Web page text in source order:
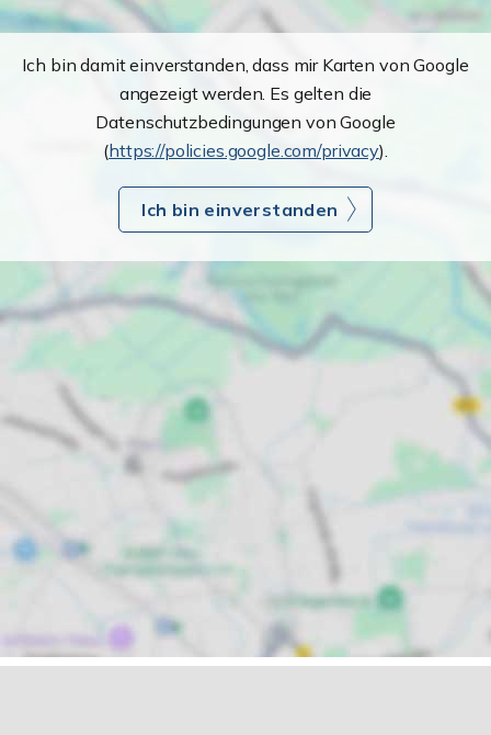
Ich bin damit einverstanden, dass mir Karten von Google
angezeigt werden. Es gelten die
Datenschutzbedingungen von Google
(https://policies.google.com/privacy).
Ich bin einverstanden